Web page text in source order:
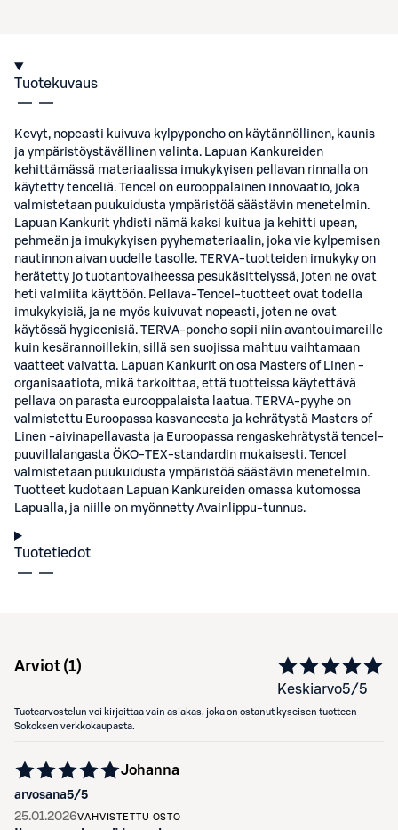
Tuotekuvaus
Kevyt, nopeasti kuivuva kylpyponcho on käytännöllinen, kaunis
ja ympäristöystävällinen valinta. Lapuan Kankureiden
kehittämässä materiaalissa imukykyisen pellavan rinnalla on
käytetty tenceliä. Tencel on eurooppalainen innovaatio, joka
valmistetaan puukuidusta ympäristöä säästävin menetelmin.
Lapuan Kankurit yhdisti nämä kaksi kuitua ja kehitti upean,
pehmeän ja imukykyisen pyyhemateriaalin, joka vie kylpemisen
nautinnon aivan uudelle tasolle. TERVA-tuotteiden imukyky on
herätetty jo tuotantovaiheessa pesukäsittelyssä, joten ne ovat
heti valmiita käyttöön. Pellava-Tencel-tuotteet ovat todella
imukykyisiä, ja ne myös kuivuvat nopeasti, joten ne ovat
käytössä hygieenisiä. TERVA-poncho sopii niin avantouimareille
kuin kesärannoillekin, sillä sen suojissa mahtuu vaihtamaan
vaatteet vaivatta. Lapuan Kankurit on osa Masters of Linen -
organisaatiota, mikä tarkoittaa, että tuotteissa käytettävä
pellava on parasta eurooppalaista laatua. TERVA-pyyhe on
valmistettu Euroopassa kasvaneesta ja kehrätystä Masters of
Linen -aivinapellavasta ja Euroopassa rengaskehrätystä tencel-
puuvillalangasta ÖKO-TEX-standardin mukaisesti. Tencel
valmistetaan puukuidusta ympäristöä säästävin menetelmin.
Tuotteet kudotaan Lapuan Kankureiden omassa kutomossa
Lapualla, ja niille on myönnetty Avainlippu-tunnus.
Tuotetiedot
Arviot (1)
Keskiarvo5/5
Tuotearvostelun voi kirjoittaa vain asiakas, joka on ostanut kyseisen tuotteen
Sokoksen verkkokaupasta.
arvosana5/5
Johanna
25.01.2026VAHVISTETTU OSTO